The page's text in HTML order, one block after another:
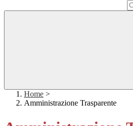
Home >
Amministrazione Trasparente